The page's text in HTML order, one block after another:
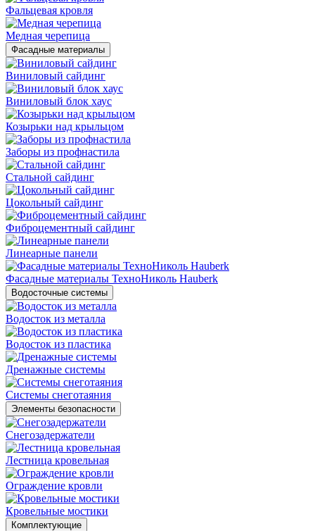
Фальцевая кровля
Медная черепица
Фасадные материалы
Виниловый сайдинг
Виниловый блок хаус
Козырьки над крыльцом
Заборы из профнастила
Стальной сайдинг
Цокольный сайдинг
Фиброцементный сайдинг
Линеарные панели
Фасадные материалы ТехноНиколь Hauberk
Водосточные системы
Водосток из металла
Водосток из пластика
Дренажные системы
Системы снеготаяния
Элементы безопасности
Снегозадержатели
Лестница кровельная
Ограждение кровли
Кровельные мостики
Комплектующие